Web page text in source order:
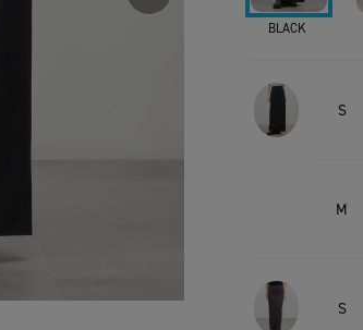
BLACK
S
M
S